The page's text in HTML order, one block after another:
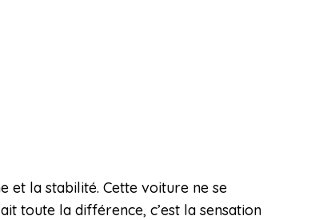
et la stabilité. Cette voiture ne se
toute la différence, c’est la sensation